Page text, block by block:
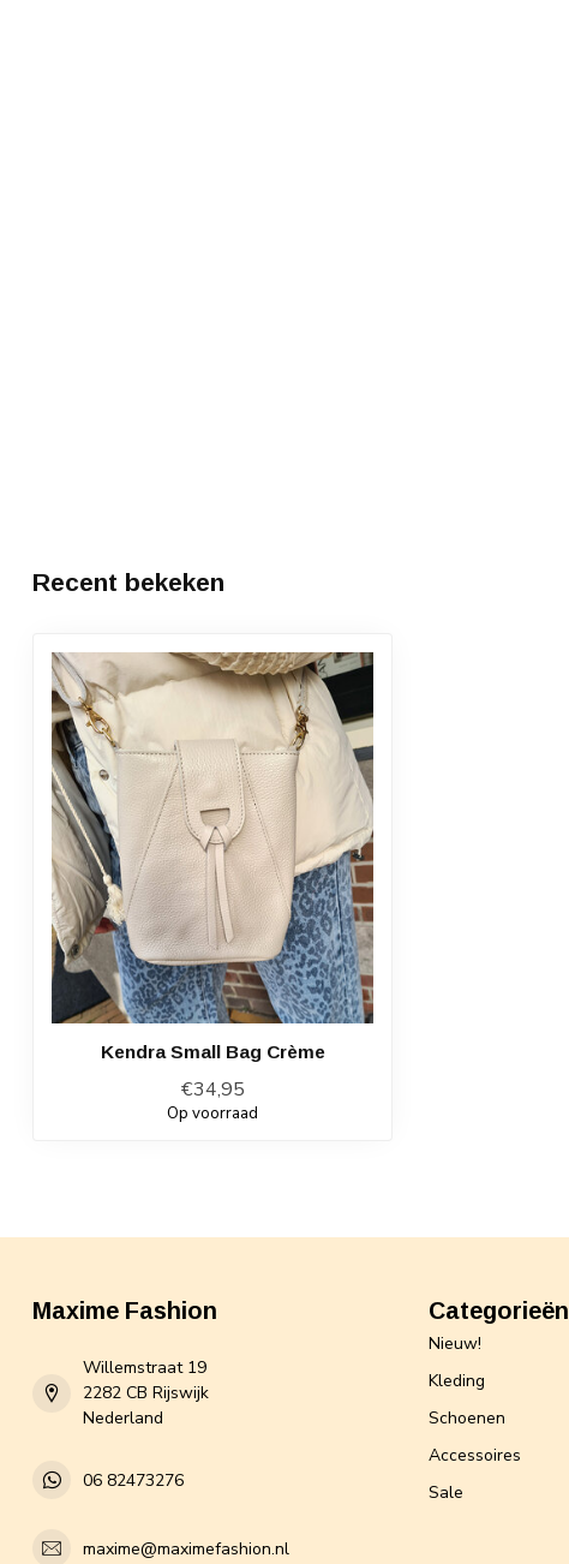
Recent bekeken
Kendra Small Bag Crème
€34,95
Op voorraad
Maxime Fashion
Willemstraat 19
2282 CB Rijswijk
Nederland
06 82473276
maxime@maximefashion.nl
Categorieën
Nieuw!
Kleding
Schoenen
Accessoires
Sale